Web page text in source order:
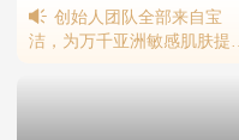
创始人团队全部来自宝
洁，为万千亚洲敏感肌肤提供